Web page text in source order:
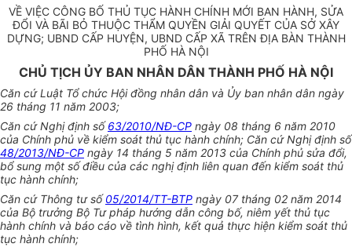
VỀ VIỆC CÔNG BỐ THỦ TỤC HÀNH CHÍNH MỚI BAN HÀNH, SỬA
ĐỔI VÀ BÃI BỎ THUỘC THẨM QUYỀN GIẢI QUYẾT CỦA SỞ XÂY
DỰNG; UBND CẤP HUYỆN, UBND CẤP XÃ TRÊN ĐỊA BÀN THÀNH
PHỐ HÀ NỘI
CHỦ TỊCH ỦY BAN NHÂN DÂN THÀNH PHỐ HÀ NỘI
Căn cứ Luật Tổ chức Hội đồng nhân dân và Ủy ban nhân dân ngày
26 tháng 11 năm 2003;
Căn cứ Nghị định số63/2010/NĐ-CP ngày 08 tháng 6 năm 2010
của Chính phủ về kiểm soát thủ tục hành chính; Căn cứ Nghị định số
48/2013/NĐ-CP ngày 14 tháng 5 năm 2013 của Chính phủ sửa đổi,
bổ sung một số điều của các nghị định liên quan đến kiểm soát thủ
tục hành chính;
Căn cứ Thông tư số05/2014/TT-BTP ngày 07 tháng 02 năm 2014
của Bộ trưởng Bộ Tư pháp hướng dẫn công bố, niêm yết thủ tục
hành chính và báo cáo về tình hình, kết quả thực hiện kiểm soát thủ
tục hành chính;